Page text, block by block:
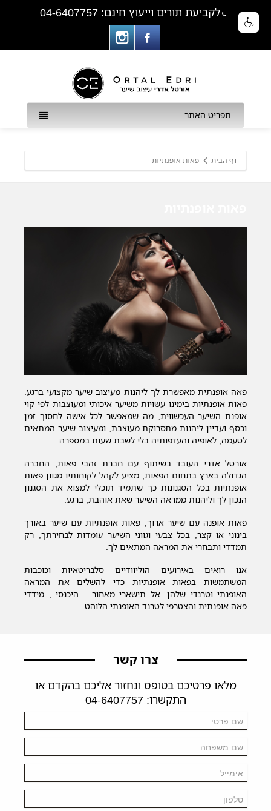
לקביעת תורים וייעוץ חינם: 04-6407757
תפריט האתר
פאות אופנתיות דף הבית
פאה אופנתית מאפשרת לך ליהנות מעיצוב שיער מקצועי ברגע.
פאות אופנתיות בימינו עשויות משיער איכותי ומעוצבות לפי קוי
אופנת השיער העכשווית, מה שמאפשר לכל אישה לחסוך זמן
וכסף ועדיין ליהנות מתסרוקת מעוצבת, ומעיצוב שיער המתאים
לטעמה, לאופיה והעדפותיה בלי לשבת שעות במספרה.
אורטל אדרי העובד בשיתוף עם חברת זהבי פאות, החברה
הגדולה בארץ בתחום הפאות, מציע לקהל לקוחותיו מגוון פאות
אופנתיות בכל הסגנונות כך שתמיד תוכלי למצוא את הסגנון
הנכון לך וליהנות ממראה השיער שאת אוהבת, ברגע.
פאות אופנה עם שיער ארוך, פאות אופנתיות עם שיער באורך
בינוני או קצר, בכל צבעי וגווני השיער עומדות לבחירתך, רק
תמדדי ותבחרי את המראה המתאים לך.
אנו רואים באירועים הוליוודיים סלבריטאיות וכוכבות
המשתמשות בפאות אופנתיות כדי להשלים את המראה
האופנתי וטרנדי שלהן. אל תישארי מאחור… היכנסי , מידדי
פאה אופנתית והצטרפי לטרנד האופנתי הלוהט.
צרו קשר
מלאו פרטיכם בטופס ונחזור אליכם בהקדם או
התקשרו: 04-6407757